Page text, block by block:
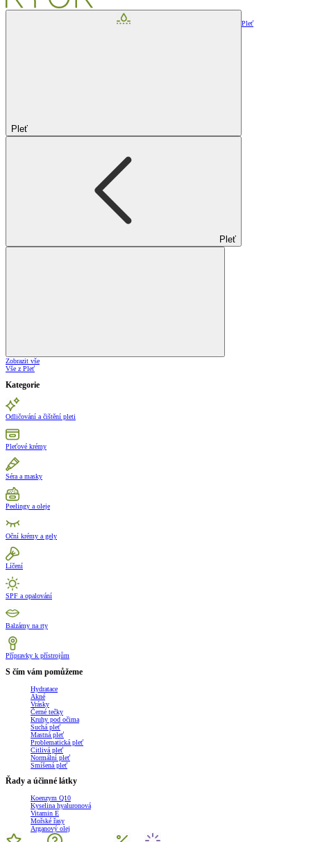
Pleť
Pleť
Pleť
Zobrazit vše
Vše z Pleť
Kategorie
Odličování a čištění pleti
Pleťové krémy
Séra a masky
Peelingy a oleje
Oční krémy a gely
Líčení
SPF a opalování
Balzámy na rty
Přípravky k přístrojům
S čím vám pomůžeme
Hydratace
Akné
Vrásky
Černé tečky
Kruhy pod očima
Suchá pleť
Mastná pleť
Problematická pleť
Citlivá pleť
Normální pleť
Smíšená pleť
Řady a účinné látky
Koenzym Q10
Kyselina hyaluronová
Vitamin E
Mořské řasy
Arganový olej